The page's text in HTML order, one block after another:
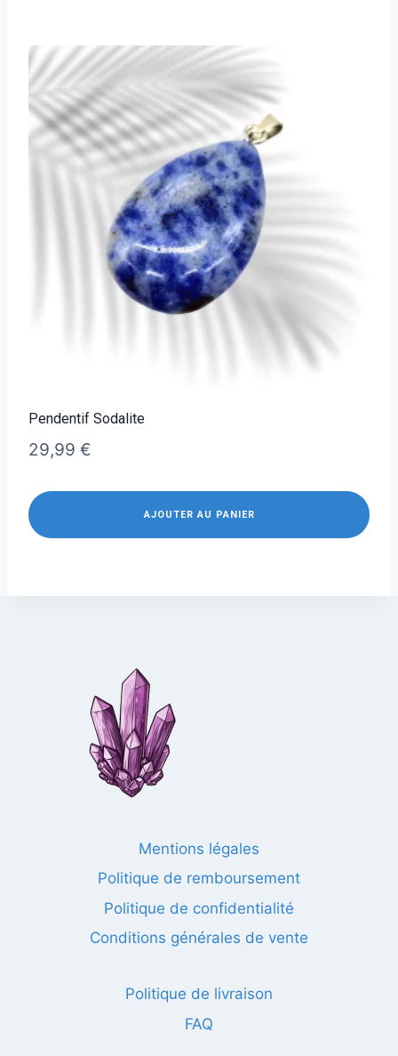
Pendentif Sodalite
29,99 €
AJOUTER AU PANIER
Mentions légales
Politique de remboursement
Politique de confidentialité
Conditions générales de vente
Politique de livraison
FAQ